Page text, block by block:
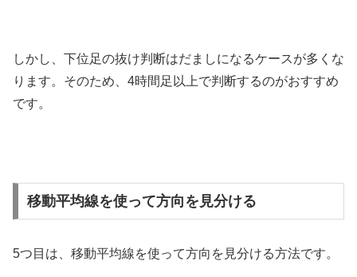
しかし、下位足の抜け判断はだましになるケースが多くな
ります。そのため、 4時間足以上で判断するのがおすすめ
です。
移動平均線を使って方向を見分ける
5つ目は、移動平均線を使って方向を見分ける方法です。